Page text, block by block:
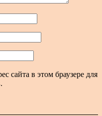
сайта в этом браузере для